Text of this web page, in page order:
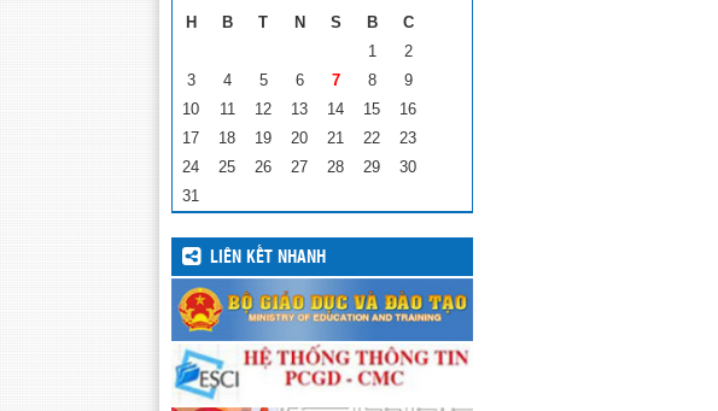
H
B T N S B
C
1
2
3
4 5 6 7 8
9
10
11 12 13 14 15
16
17
18 19 20 21 22
23
24
25 26 27 28 29
30
31
LIÊN KẾT NHANH